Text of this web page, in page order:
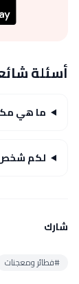
أسئلة
ما هي
لكم شخص
شارك
#فطائر ومعجنات